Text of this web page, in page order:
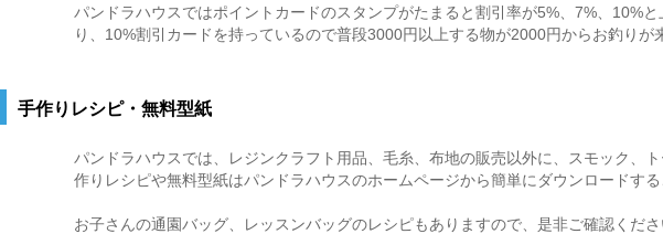
パンドラハウスではポイントカードのスタンプがたまると割引率が5%、7%、10%
り、10%割引カードを持っているので普段3000円以上する物が2000円からお釣り
手作りレシピ・無料型紙
パンドラハウスでは、レジンクラフト用品、毛糸、布地の販売以外に、スモック、
作りレシピや無料型紙はパンドラハウスのホームページから簡単にダウンロードす
お子さんの通園バッグ、レッスンバッグのレシピもありますので、是非ご確認くださ